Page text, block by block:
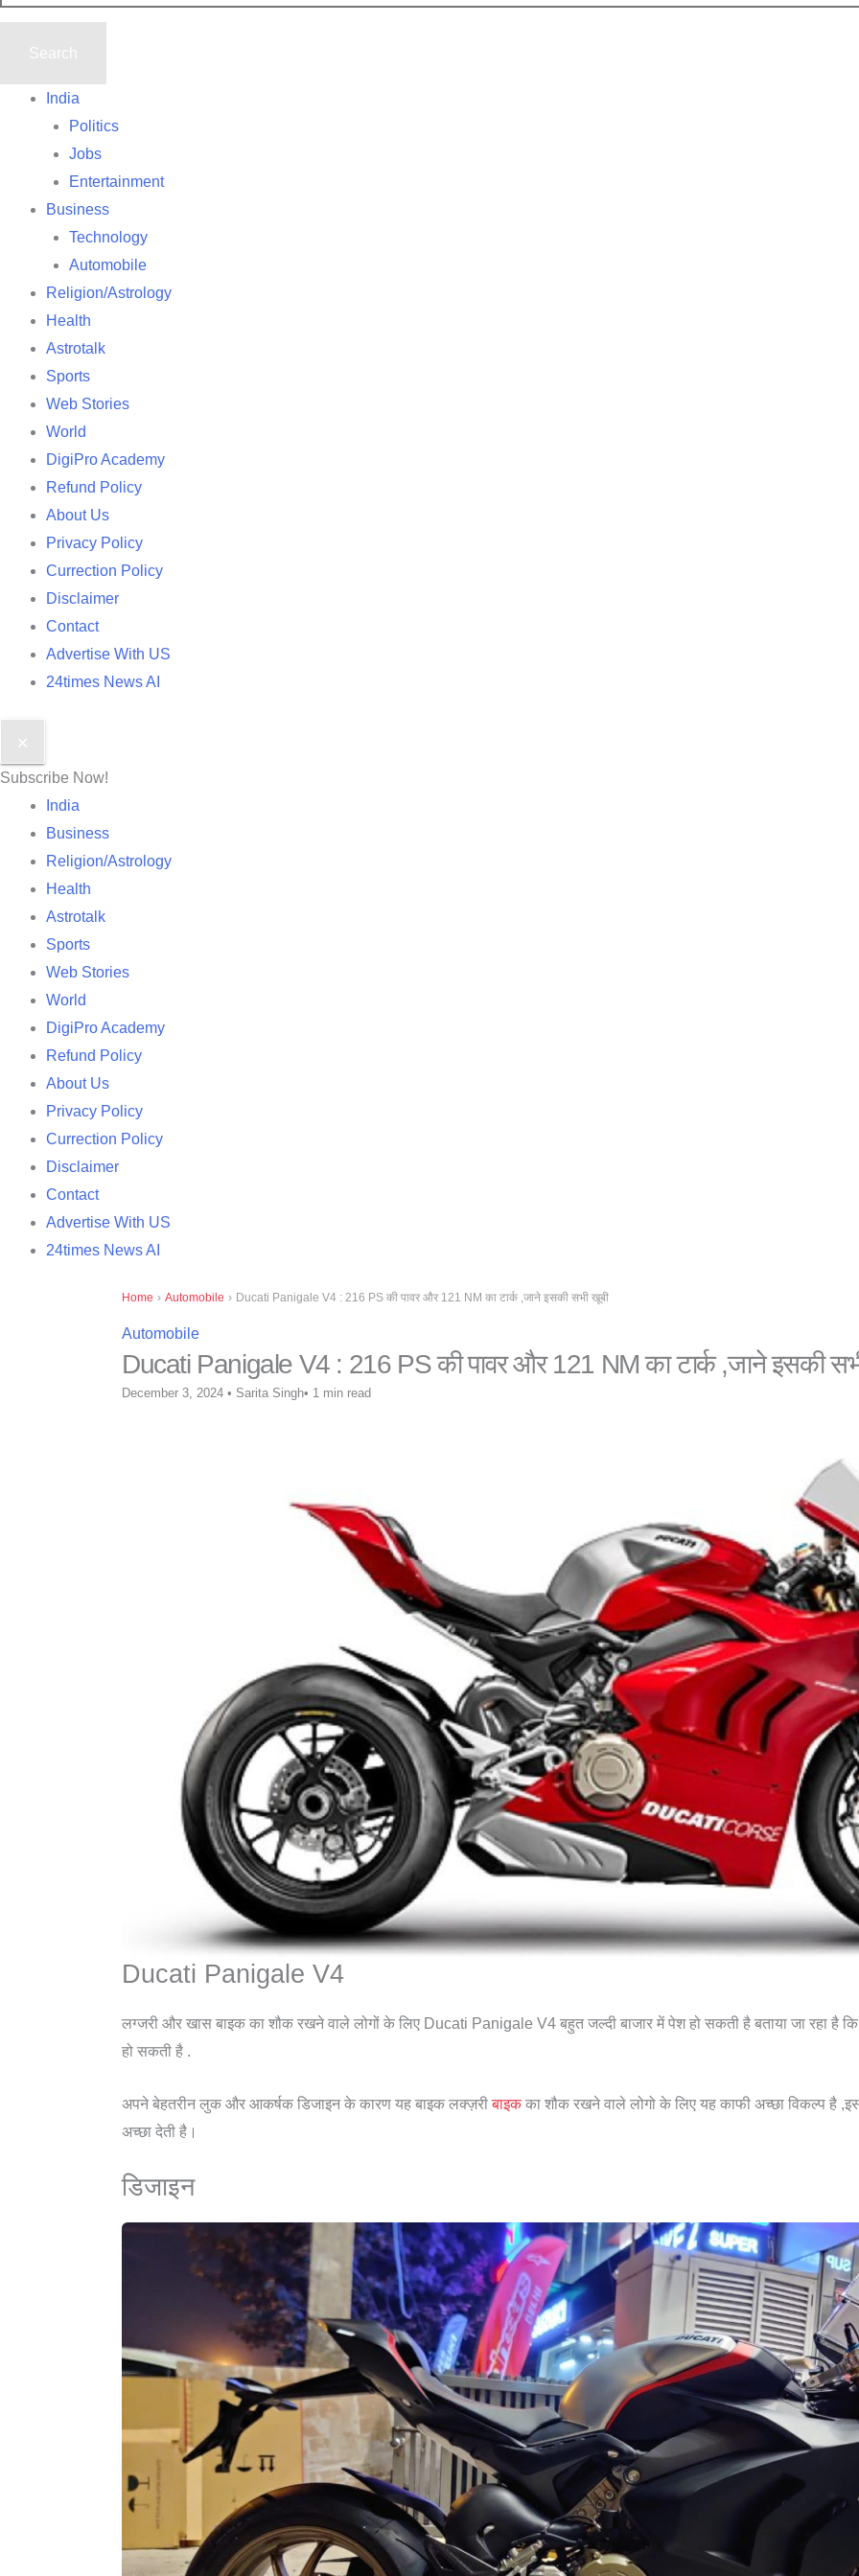
India
Politics
Jobs
Entertainment
Business
Technology
Automobile
Religion/Astrology
Health
Astrotalk
Sports
Web Stories
World
DigiPro Academy
Refund Policy
About Us
Privacy Policy
Currection Policy
Disclaimer
Contact
Advertise With US
24times News AI
✕
Subscribe Now!
India
Business
Religion/Astrology
Health
Astrotalk
Sports
Web Stories
World
DigiPro Academy
Refund Policy
About Us
Privacy Policy
Currection Policy
Disclaimer
Contact
Advertise With US
24times News AI
Home › Automobile › Ducati Panigale V4 : 216 PS की पावर और 121 NM का टार्क ,जाने इसकी सभी खूबी
Automobile
Ducati Panigale V4 : 216 PS की पावर और 121 NM का टार्क ,जाने इसकी
December 3, 2024 • Sarita Singh• 1 min read
Ducati Panigale V4
लग्जरी और खास बाइक का शौक रखने वाले लोगों के लिए Ducati Panigale V4 बहुत जल्दी बाजार में पेश हो सकती है बताया जा रहा
हो सकती है .
अपने बेहतरीन लुक और आकर्षक डिजाइन के कारण यह बाइक लक्ज़रीबाइक का शौक रखने वाले लोगो के लिए यह काफी अच्छा विकल्प है
अच्छा देती है।
डिजाइन